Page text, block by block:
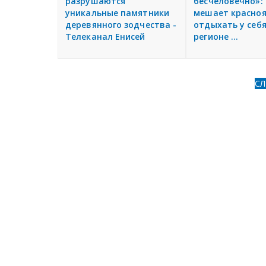
уникальные памятники
деревянного зодчества -
Телеканал Енисей
мешает
отдыхать у
регионе ...